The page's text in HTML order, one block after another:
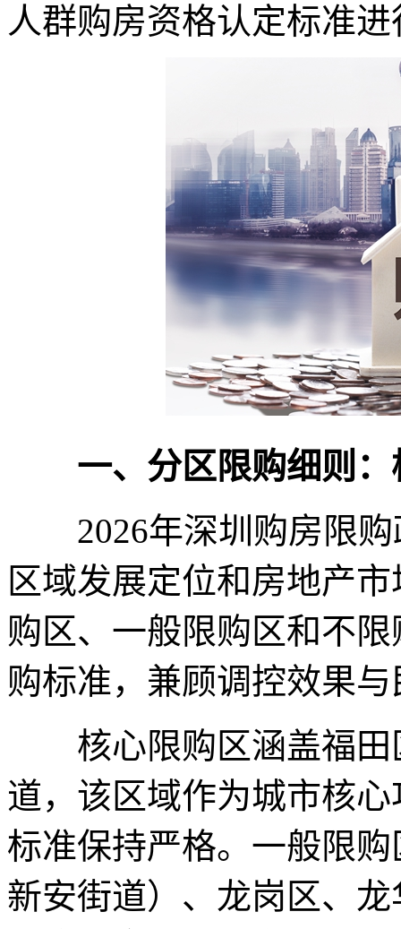
人群购房资格认定标准
一、分区限购细则
2026年深圳购房限购
区域发展定位和房地产
购区、一般限购区和不
购标准，兼顾调控效果
核心限购区涵盖福田
道，该区域作为城市核
标准保持严格。一般限
新安街道）、龙岗区、